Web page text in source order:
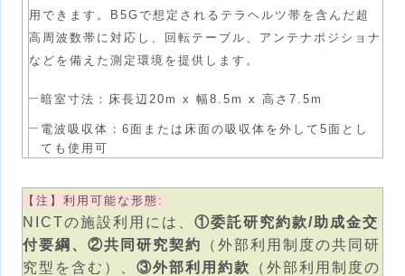
用できます。B5Gで想定されるテラヘルツ帯を含んだ超
高周波数帯に対応し、回転テーブル、アンテナポジショナ
などを備えた測定環境を提供します。
暗室寸法：床長辺20m x 幅8.5m x 高さ7.5m
電波吸収体：6面または床面の吸収体を外して5面とし
ても使用可
【注】利用可能な形態:
NICTの施設利用には、 ①委託研究約款/助成金交
付要綱、②共同研究契約
（外部利用制度の共同研
究型を含む）、 ③外部利用約款
（外部利用制度の